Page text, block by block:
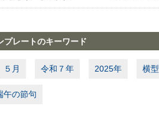
プレートのキーワード
５月 令和７年 2025年 横型
午の節句